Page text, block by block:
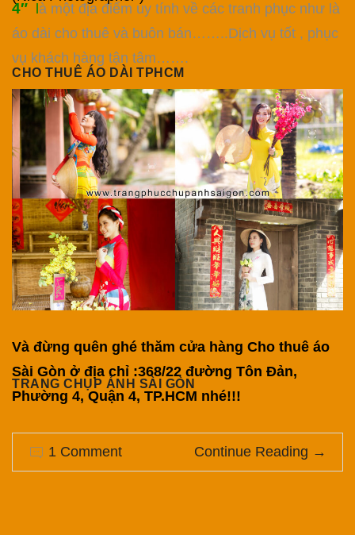
4″ là một địa điểm uy tính về các tranh phục như là
áo dài cho thuê và buôn bán……..Dịch vụ tốt , phục
vụ khách hàng tận tâm…….
Và đừng quên ghé thăm cửa hàng Cho thuê áo
Sài Gòn ở địa chỉ :368/22 đường Tôn Đản,
Phường 4, Quận 4, TP.HCM nhé!!!
1 Comment Continue Reading →
CHO THUÊ ÁO DÀI TPHCM
TRANG CHỤP ẢNH SÀI GÒN